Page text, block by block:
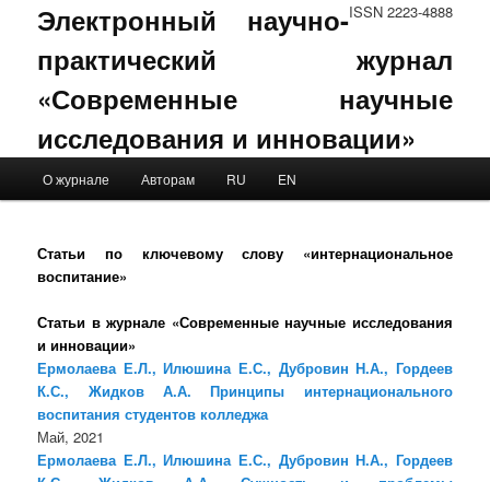
ISSN 2223-4888
Электронный научно-
практический журнал
«Современные научные
исследования и инновации»
Skip to primary content
Skip to secondary content
О журнале Авторам RU EN
Статьи по ключевому слову «интернациональное
воспитание»
Статьи в журнале «Современные научные исследования
и инновации»
Ермолаева Е.Л., Илюшина Е.С., Дубровин Н.А., Гордеев
К.С., Жидков А.А. Принципы интернационального
воспитания студентов колледжа
Май, 2021
Ермолаева Е.Л., Илюшина Е.С., Дубровин Н.А., Гордеев